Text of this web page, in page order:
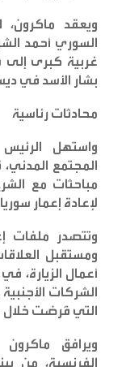
ويعقد ماكرون،
السوري أحمد
غربية كبرى إلى
بشار الأسد في
محادثات رئاسية
واستهل
المجتمع
مباحثات مع
لإعادة إعمار
وتتصدر ملفات
ومستقبل
أعمال
الشركات
التي فُرضت خلال
ويرافق
الفرنسية، من